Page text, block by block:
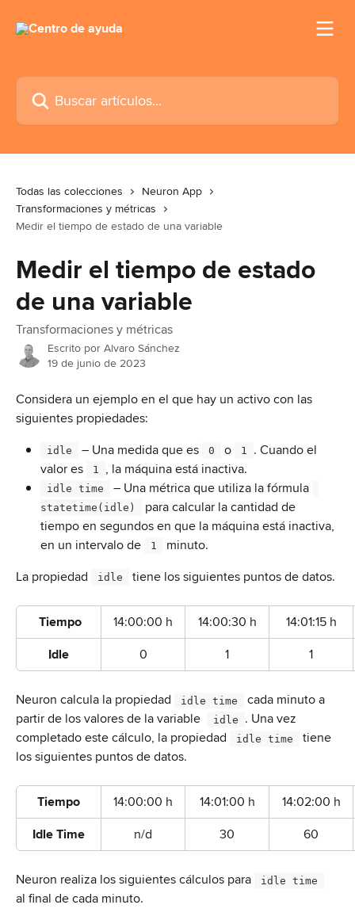
Buscar artículos...
Todas las colecciones
Neuron App
Transformaciones y métricas
Medir el tiempo de estado de una variable
Medir el tiempo de estado
de una variable
Transformaciones y métricas
Escrito por Alvaro Sánchez
19 de junio de 2023
Considera un ejemplo en el que hay un activo con las
siguientes propiedades:
idle – Una medida que es 0 o 1 . Cuando el
valor es
1 , la máquina está inactiva.
idle time – Una métrica que utiliza la fórmula
statetime(idle)
para calcular la cantidad de
tiempo en segundos en que la máquina está inactiva,
en un intervalo de
1
minuto.
La propiedad
idle tiene los siguientes puntos de datos.
Tiempo 14:00:00 h 14:00:30 h
14:01:15 h
Idle
0 1 1
Neuron calcula la propiedad idle time
cada minuto a
partir de los valores de la variable
idle . Una vez
completado este cálculo, la propiedad
idle time
tiene
los siguientes puntos de datos.
Tiempo 14:00:00 h 14:01:00 h
14:02:00 h
Idle Time
n/d 30 60
Neuron realiza los siguientes cálculos para idle time
al final de cada minuto.